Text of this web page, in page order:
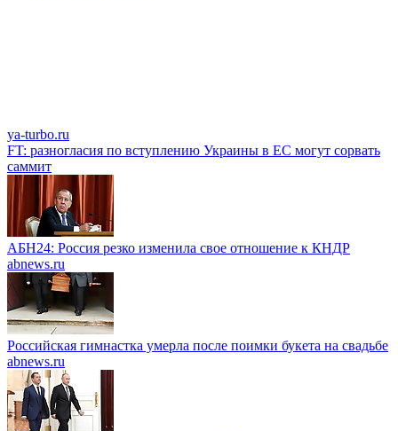
ya-turbo.ru
FT: разногласия по вступлению Украины в ЕС могут сорвать
саммит
АБН24: Россия резко изменила свое отношение к КНДР
abnews.ru
Российская гимнастка умерла после поимки букета на свадьбе
abnews.ru